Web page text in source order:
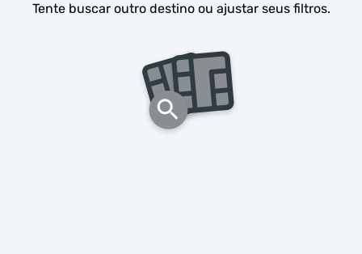
Tente buscar outro destino ou ajustar seus filtros.